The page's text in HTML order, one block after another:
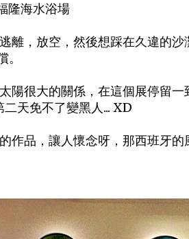
隆海水浴場
離，放空，然後想踩在久違的
陽很大的關係，在這個展停留一
天免不了變黑人... XD
作品，讓人懷念呀，那西班牙